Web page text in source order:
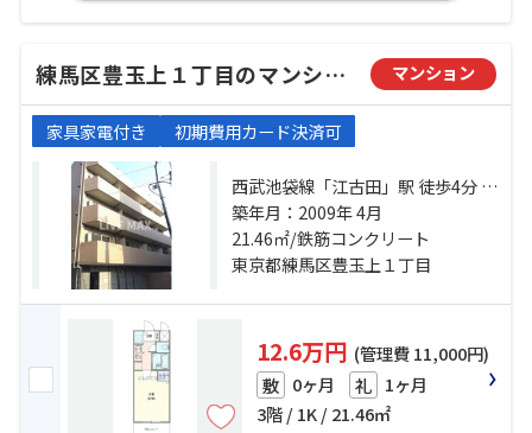
練馬区豊玉上１丁目のマンション マンション
家具家電付き 初期費用カード決済可
西武池袋線「江古田」駅 徒歩4分 都
営大江戸線「新江古田」駅 徒歩6分
西武有楽町線「新桜台」駅 徒歩8分
築年月：2009年 4月
21.46㎡/鉄筋コンクリート
東京都練馬区豊玉上１丁目
12.6万円 (管理費 11,000円)
敷 0ヶ月 礼 1ヶ月
3階 / 1K / 21.46㎡